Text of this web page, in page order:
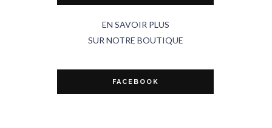
EN SAVOIR PLUS
SUR NOTRE BOUTIQUE
FACEBOOK